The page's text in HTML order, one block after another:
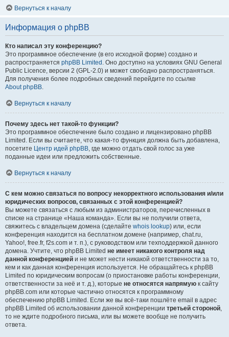
Вернуться к началу
Информация о phpBB
Кто написал эту конференцию?
Это программное обеспечение (в его исходной форме) создано и
распространяется phpBB Limited . Оно доступно на условиях GNU General
Public Licence, версии 2 (GPL-2.0) и может свободно распространяться.
Для получения более подробных сведений перейдите по ссылке
About phpBB.
Вернуться к началу
Почему здесь нет такой-то функции?
Это программное обеспечение было создано и лицензировано phpBB
Limited. Если вы считаете, что какая-то функция должна быть добавлена,
посетите Центр идей phpBB, где можно отдать свой голос за уже
поданные идеи или предложить собственные.
Вернуться к началу
С кем можно связаться по вопросу некорректного использования и/или
юридических вопросов, связанных с этой конференцией?
Вы можете связаться с любым из администраторов, перечисленных в
списке на странице «Наша команда». Если вы не получили ответа,
свяжитесь с владельцем домена (сделайте whois lookup) или, если
конференция находится на бесплатном домене (например, chat.ru,
Yahoo!, free.fr, f2s.com и т. п.), с руководством или техподдержкой данного
домена. Учтите, что phpBB Limited не имеет никакого контроля над
данной конференцией и не может нести никакой ответственности за то,
кем и как данная конференция используется. Не обращайтесь к phpBB
Limited по юридическим вопросам (о приостановке работы конференции,
ответственности за неё и т. д.), которые не относятся напрямую к сайту
phpBB.com или которые частично относятся к программному
обеспечению phpBB Limited. Если же вы всё-таки пошлёте email в адрес
phpBB Limited об использовании данной конференции третьей стороной,
то не ждите подробного письма, или вы можете вообще не получить
ответа.